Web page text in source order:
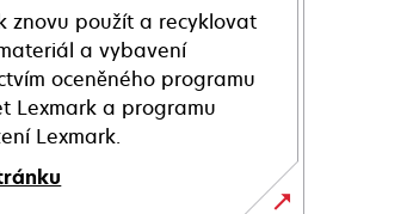
znovu použít a recyklovat
a vybavení
oceněného programu
Lexmark a programu
Lexmark.